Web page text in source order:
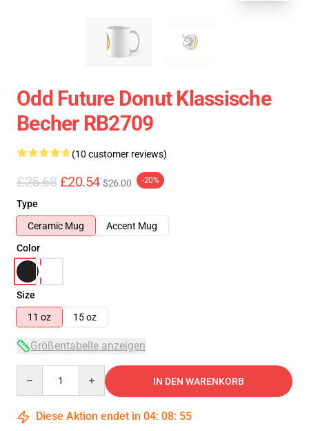
Odd Future Donut Klassische
Becher RB2709
(10 customer reviews)
£25.68 £20.54 $26.00 -20%
Type
Ceramic Mug
Accent Mug
Color
Size
11 oz
15 oz
Größentabelle anzeigen
IN DEN WARENKORB
Diese Aktion endet in 04: 08: 54